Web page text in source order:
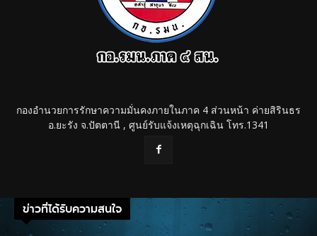
กองอำนวยการรักษาความมั่นคงภายในภาค 4 ส่วนหน้า ค่ายสิรินธร
อ.ยะรัง จ.ปัตตานี , ศูนย์รับแจ้งเหตุฉุกเฉิน โทร.1341
ข่าวที่ได้รับความสนใจ